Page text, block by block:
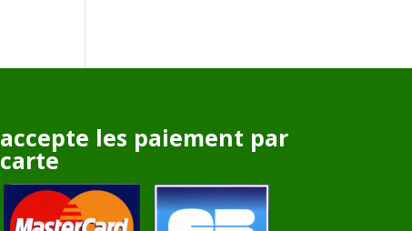
accepte les paiement par
carte